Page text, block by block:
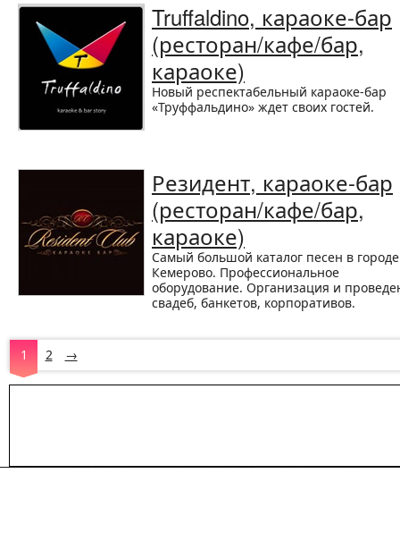
Truffaldino, караоке-бар
(ресторан/кафе/бар,
караоке)
Новый респектабельный караоке-бар
«Труффальдино» ждет своих гостей.
Резидент, караоке-бар
(ресторан/кафе/бар,
караоке)
Самый большой каталог песен в городе
Кемерово. Профессиональное
оборудование. Организация и
свадеб, банкетов, корпоративов.
1 2 →